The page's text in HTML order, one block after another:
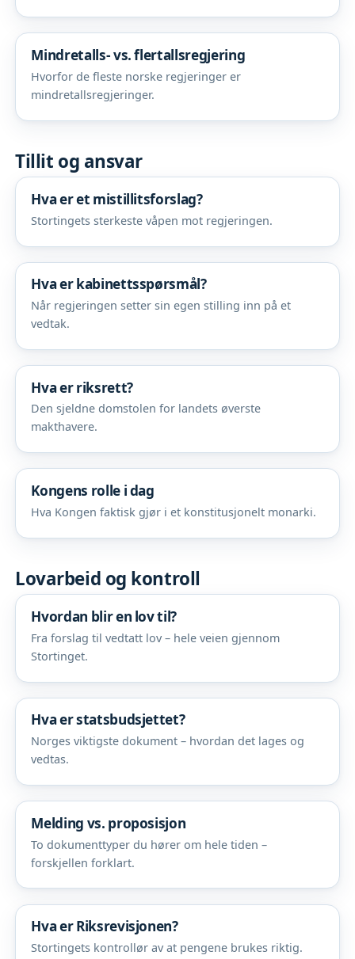
Mindretalls- vs. flertallsregjering
Hvorfor de fleste norske regjeringer er
mindretallsregjeringer.
Tillit og ansvar
Hva er et mistillitsforslag?
Stortingets sterkeste våpen mot regjeringen.
Hva er kabinettsspørsmål?
Når regjeringen setter sin egen stilling inn på et
vedtak.
Hva er riksrett?
Den sjeldne domstolen for landets øverste
makthavere.
Kongens rolle i dag
Hva Kongen faktisk gjør i et konstitusjonelt monarki.
Lovarbeid og kontroll
Hvordan blir en lov til?
Fra forslag til vedtatt lov – hele veien gjennom
Stortinget.
Hva er statsbudsjettet?
Norges viktigste dokument – hvordan det lages og
vedtas.
Melding vs. proposisjon
To dokumenttyper du hører om hele tiden –
forskjellen forklart.
Hva er Riksrevisjonen?
Stortingets kontrollør av at pengene brukes riktig.